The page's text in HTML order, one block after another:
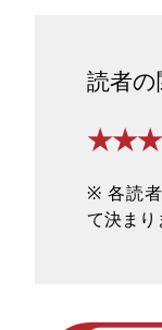
読者
※ 各読
て決まり